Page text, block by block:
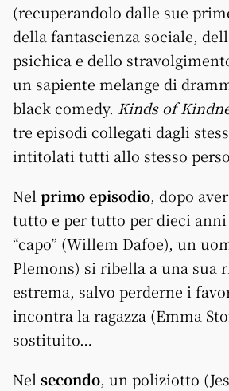
(recuperandolo dalle sue
della fantascienza sociale,
psichica e dello
un sapiente melange di
black comedy. Kinds of
tre episodi collegati dagli
intitolati tutti allo stesso
Nel primo episodio, dopo
tutto e per tutto per dieci
“capo” (Willem Dafoe), un
Plemons) si ribella a una sua
estrema, salvo perderne i
incontra la ragazza (Emma
sostituito…
Nel secondo, un poliziotto